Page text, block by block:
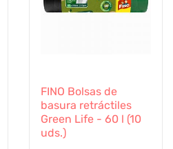
FINO Bolsas de
basura retráctiles
Green Life - 60 l (10
uds.)